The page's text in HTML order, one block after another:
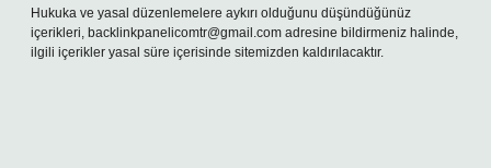
Hukuka ve yasal düzenlemelere aykırı olduğunu düşündüğünüz
içerikleri, backlinkpanelicomtr@gmail.com adresine bildirmeniz halinde,
ilgili içerikler yasal süre içerisinde sitemizden kaldırılacaktır.